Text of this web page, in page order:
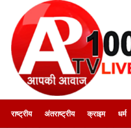
content
राष्ट्रीय अंतराष्ट्रीय क्राइम धर्म